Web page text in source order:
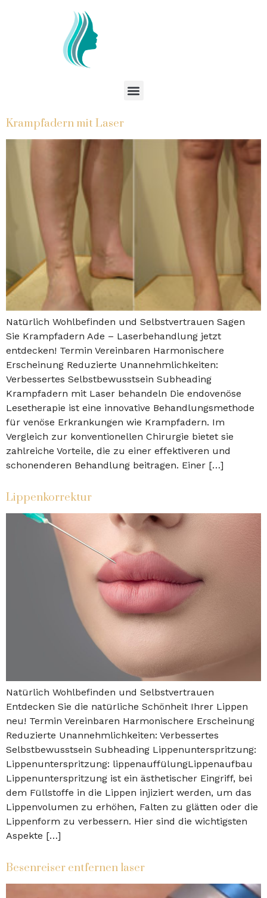
Krampfadern mit Laser
Natürlich Wohlbefinden und Selbstvertrauen Sagen
Sie Krampfadern Ade – Laserbehandlung jetzt
entdecken! Termin Vereinbaren Harmonischere
Erscheinung Reduzierte Unannehmlichkeiten:
Verbessertes Selbstbewusstsein Subheading
Krampfadern mit Laser behandeln Die endovenöse
Lesetherapie ist eine innovative Behandlungsmethode
für venöse Erkrankungen wie Krampfadern. Im
Vergleich zur konventionellen Chirurgie bietet sie
zahlreiche Vorteile, die zu einer effektiveren und
schonenderen Behandlung beitragen. Einer […]
Lippenkorrektur
Natürlich Wohlbefinden und Selbstvertrauen
Entdecken Sie die natürliche Schönheit Ihrer Lippen
neu! Termin Vereinbaren Harmonischere Erscheinung
Reduzierte Unannehmlichkeiten: Verbessertes
Selbstbewusstsein Subheading Lippenunterspritzung:
Lippenunterspritzung: lippenauffülungLippenaufbau
Lippenunterspritzung ist ein ästhetischer Eingriff, bei
dem Füllstoffe in die Lippen injiziert werden, um das
Lippenvolumen zu erhöhen, Falten zu glätten oder die
Lippenform zu verbessern. Hier sind die wichtigsten
Aspekte […]
Besenreiser entfernen laser